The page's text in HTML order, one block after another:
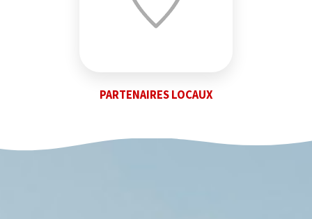
PARTENAIRES LOCAUX